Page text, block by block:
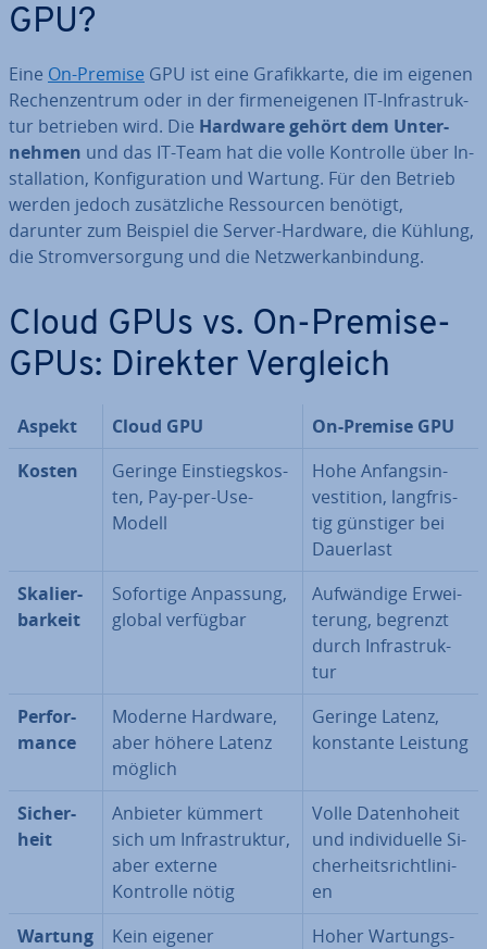
GPU?
Eine On-Premise GPU ist eine Gra­fik­kar­te, die im eigenen
Re­chen­zen­trum oder in der fir­men­ei­ge­nen IT-In­fra­struk­
tur betrieben wird. Die Hardware gehört dem Un­ter­
neh­men und das IT-Team hat die volle Kontrolle über In­
stal­la­ti­on, Kon­fi­gu­ra­ti­on und Wartung. Für den Betrieb
werden jedoch zu­sätz­li­che Res­sour­cen benötigt,
darunter zum Beispiel die Server-Hardware, die Kühlung,
die Strom­ver­sor­gung und die Netz­werk­an­bin­dung.
Cloud GPUs vs. On-Premise-
GPUs: Direkter Vergleich
Aspekt Cloud GPU
On-Premise GPU
Kosten
Geringe Ein­stiegs­kos­
ten, Pay-per-Use-
Modell
Hohe An­fangs­in­
ves­ti­ti­on, lang­fris­
tig günstiger bei
Dauerlast
Ska­lier­
bar­keit
Sofortige Anpassung,
global verfügbar
Auf­wän­di­ge Er­wei­
te­rung, begrenzt
durch In­fra­struk­
tur
Per­for­
mance
Moderne Hardware,
aber höhere Latenz
möglich
Geringe Latenz,
konstante Leistung
Si­cher­
heit
Anbieter kümmert
sich um In­fra­struk­tur,
aber externe
Kontrolle nötig
Volle Da­ten­ho­heit
und in­di­vi­du­el­le Si­
cher­heits­richt­li­ni­
en
Wartung
Kein eigener
Hoher Wartungs-